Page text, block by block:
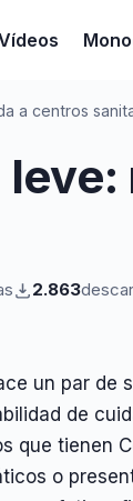
a centros
2.863
un par de
de
que tienen
o